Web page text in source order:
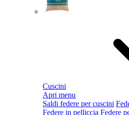
Cuscini
Apri menu
Saldi federe per cuscini
Federe in pelliccia Federe